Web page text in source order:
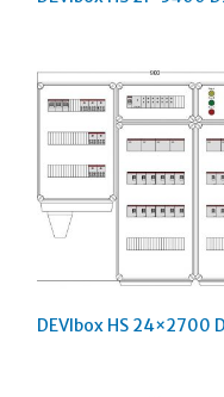
DEVIbox HS 24×2700